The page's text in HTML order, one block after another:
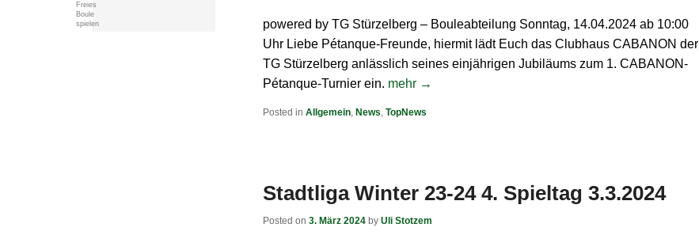
powered by TG Stürzelberg – Bouleabteilung Sonntag, 14.04.2024 ab 10:00
Uhr Liebe Pétanque-Freunde, hiermit lädt Euch das Clubhaus CABANON der
TG Stürzelberg anlässlich seines einjährigen Jubiläums zum 1. CABANON-
Pétanque-Turnier ein. mehr →
Posted in Allgemein, News, TopNews
Stadtliga Winter 23-24 4. Spieltag 3.3.2024
Posted on 3. März 2024 by Uli Stotzem
Freies
Boule
spielen